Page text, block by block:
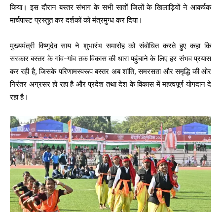
किया। इस दौरान बस्तर संभाग के सभी सातों जिलों के खिलाड़ियों ने आकर्षक
मार्चपास्ट प्रस्तुत कर दर्शकों को मंत्रमुग्ध कर दिया।
मुख्यमंत्री विष्णुदेव साय ने शुभारंभ समारोह को संबोधित करते हुए कहा कि
सरकार बस्तर के गांव-गांव तक विकास की धारा पहुंचाने के लिए हर संभव प्रयास
कर रही है, जिसके परिणामस्वरूप बस्तर अब शांति, समरसता और समृद्धि की ओर
निरंतर अग्रसर हो रहा है और प्रदेश तथा देश के विकास में महत्वपूर्ण योगदान दे
रहा है।